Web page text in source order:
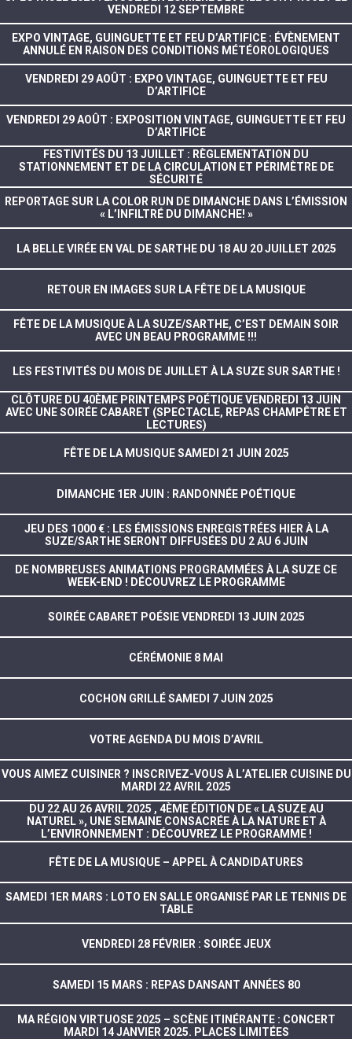
VENDREDI 12 SEPTEMBRE
EXPO VINTAGE, GUINGUETTE ET FEU D’ARTIFICE : ÉVÈNEMENT
ANNULÉ EN RAISON DES CONDITIONS MÉTÉOROLOGIQUES
VENDREDI 29 AOÛT : EXPO VINTAGE, GUINGUETTE ET FEU
D’ARTIFICE
VENDREDI 29 AOÛT : EXPOSITION VINTAGE, GUINGUETTE ET FEU
D’ARTIFICE
FESTIVITÉS DU 13 JUILLET : RÈGLEMENTATION DU
STATIONNEMENT ET DE LA CIRCULATION ET PÉRIMÈTRE DE
SÉCURITÉ
REPORTAGE SUR LA COLOR RUN DE DIMANCHE DANS L’ÉMISSION
« L’INFILTRÉ DU DIMANCHE! »
LA BELLE VIRÉE EN VAL DE SARTHE DU 18 AU 20 JUILLET 2025
RETOUR EN IMAGES SUR LA FÊTE DE LA MUSIQUE
FÊTE DE LA MUSIQUE À LA SUZE/SARTHE, C’EST DEMAIN SOIR
AVEC UN BEAU PROGRAMME !!!
LES FESTIVITÉS DU MOIS DE JUILLET À LA SUZE SUR SARTHE !
CLÔTURE DU 40ÈME PRINTEMPS POÉTIQUE VENDREDI 13 JUIN
AVEC UNE SOIRÉE CABARET (SPECTACLE, REPAS CHAMPÊTRE ET
LECTURES)
FÊTE DE LA MUSIQUE SAMEDI 21 JUIN 2025
DIMANCHE 1ER JUIN : RANDONNÉE POÉTIQUE
JEU DES 1000 € : LES ÉMISSIONS ENREGISTRÉES HIER À LA
SUZE/SARTHE SERONT DIFFUSÉES DU 2 AU 6 JUIN
DE NOMBREUSES ANIMATIONS PROGRAMMÉES À LA SUZE CE
WEEK-END ! DÉCOUVREZ LE PROGRAMME
SOIRÉE CABARET POÉSIE VENDREDI 13 JUIN 2025
CÉRÉMONIE 8 MAI
COCHON GRILLÉ SAMEDI 7 JUIN 2025
VOTRE AGENDA DU MOIS D’AVRIL
VOUS AIMEZ CUISINER ? INSCRIVEZ-VOUS À L’ATELIER CUISINE DU
MARDI 22 AVRIL 2025
DU 22 AU 26 AVRIL 2025 , 4ÈME ÉDITION DE « LA SUZE AU
NATUREL », UNE SEMAINE CONSACRÉE À LA NATURE ET À
L’ENVIRONNEMENT : DÉCOUVREZ LE PROGRAMME !
FÊTE DE LA MUSIQUE – APPEL À CANDIDATURES
SAMEDI 1ER MARS : LOTO EN SALLE ORGANISÉ PAR LE TENNIS DE
TABLE
VENDREDI 28 FÉVRIER : SOIRÉE JEUX
SAMEDI 15 MARS : REPAS DANSANT ANNÉES 80
MA RÉGION VIRTUOSE 2025 – SCÈNE ITINÉRANTE : CONCERT
MARDI 14 JANVIER 2025. PLACES LIMITÉES